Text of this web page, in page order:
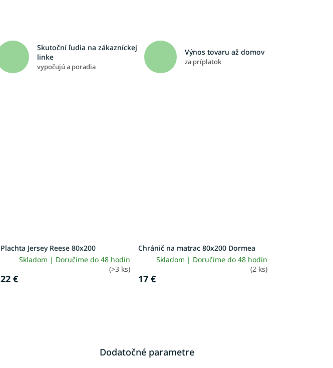
Skutoční ľudia na zákazníckej
linke
vypočujú a poradia
Výnos tovaru až domov
za príplatok
Plachta Jersey Reese 80x200
Skladom | Doručíme do 48 hodín
(>3 ks)
22 €
Chránič na matrac 80x200 Dormea
Skladom | Doručíme do 48 hodín
(2 ks)
17 €
Dodatočné parametre